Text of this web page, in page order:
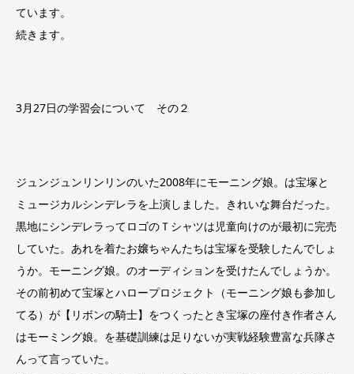
ています。
続きます。
3月27日の学習会について その２
ジュンジュンリンリンのいた2008年にモーニング娘。は宝塚と
ミュージカルシンデレラを上演しました。きれいな舞台だった。
黒地にシンデレラってロゴのＴシャツは児童向けのが最初に完売
していた。あれを着たお嬢ちゃんたちは宝塚を受験したんでしょ
うか。モーニング娘。のオーディションを受けたんでしょうか。
その前初めて宝塚とハロープロジェクト（モーニング娘も参加し
てる）が【リボンの騎士】をつくったとき宝塚の座付き作者さん
はモーミング娘。を基礎訓練は足りないが実戦経験豊富な兵隊さ
んって言っていた。